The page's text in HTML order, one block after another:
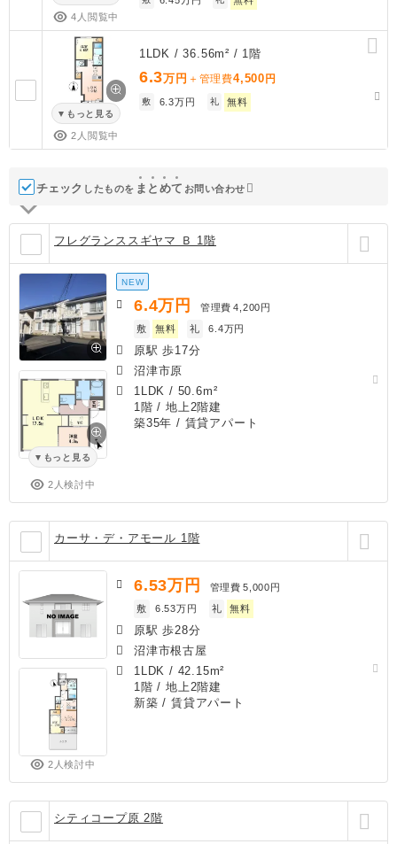
4人閲覧中
もっと見る
2人閲覧中
1LDK / 36.56m² / 1階
6.3万円 ＋管理費4,500 円
敷 6.3万円 礼 無料
チェック したものを ま と めて お問い合わせ
フレグランススギヤマ Ｂ 1階
もっと見る
2人検討中
NEW
6.4万円 管理費 4,200円
敷
無料 礼 6.4万円
原駅 歩17分
沼津市原
1LDK / 50.6m²
1階 / 地上2階建
築35年 / 賃貸アパート
カーサ・デ・アモール 1階
2人検討中
6.53万円 管理費 5,000円
敷
6.53万円 礼 無料
原駅 歩28分
沼津市根古屋
1LDK / 42.15m²
1階 / 地上2階建
新築 / 賃貸アパート
シティコープ原 2階